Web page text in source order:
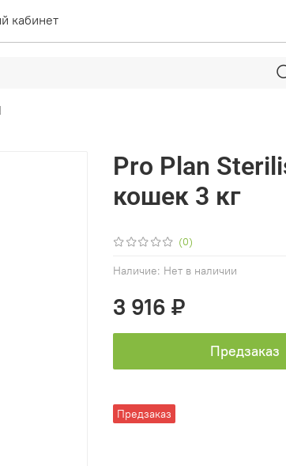
кабинет
(0)
Наличие: Нет в наличии
Предзаказ
Pro Plan
кошек 3 кг
3 916 ₽
Предзаказ